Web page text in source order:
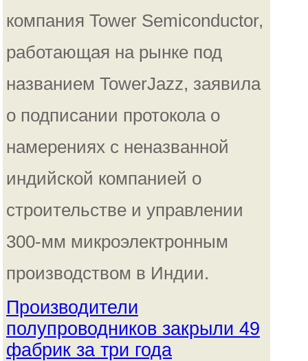
компания Tower Semiconductor,
работающая на рынке под
названием TowerJazz, заявила
о подписании протокола о
намерениях с неназванной
индийской компанией о
строительстве и управлении
300-мм микроэлектронным
производством в Индии.
Производители
полупроводников закрыли 49
фабрик за три года